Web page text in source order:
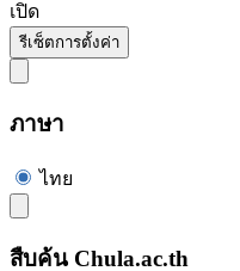
เปิด
รีเซ็ตการตั้งค่า
ภาษา
ไทย
สืบค้น Chula.ac.th